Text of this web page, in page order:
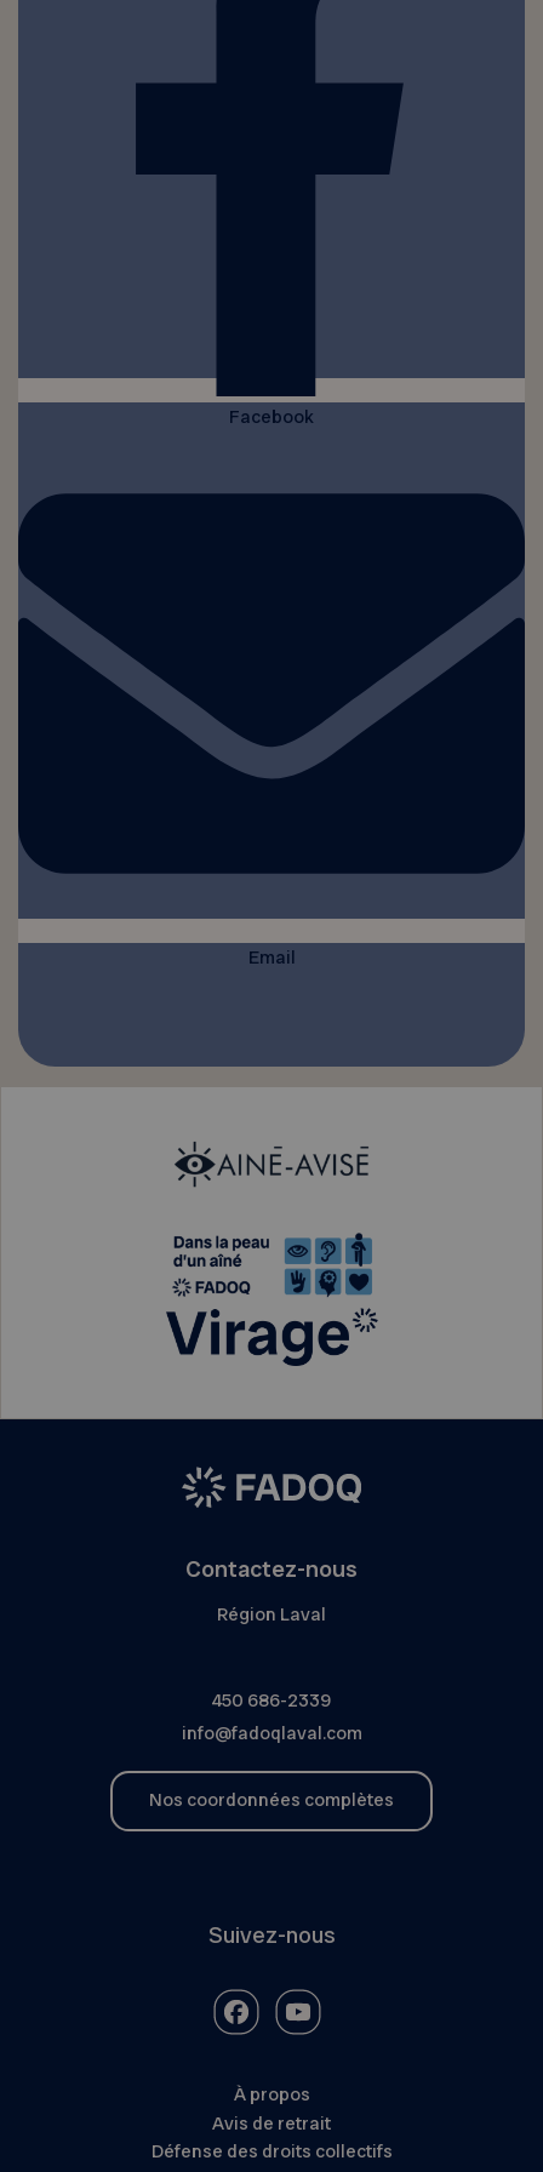
Facebook
Email
Contactez-nous
Région Laval
450 686-2339
info@fadoqlaval.com
Nos coordonnées complètes
Suivez-nous
À propos
Avis de retrait
Défense des droits collectifs